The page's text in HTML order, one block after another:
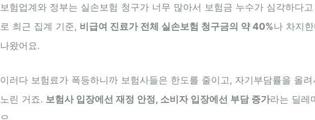
보험업계와 정부는 실손보험 청구가 너무 많아서 보험금 누수가 심각하다
로 최근 집계 기준, 비급여 진료가 전체 실손보험 청구금의 약 40%나 차지
나왔어요.
이러다 보험료가 폭등하니까 보험사들은 한도를 줄이고, 자기부담률을 올
노린 거죠. 보험사 입장에선 재정 안정, 소비자 입장에선 부담 증가라는 딜레